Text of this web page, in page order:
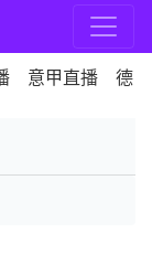
意甲直播 德